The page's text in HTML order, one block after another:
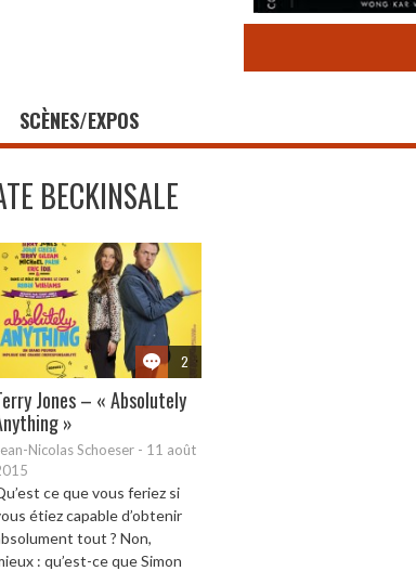
SCÈNES/EXPOS
BECKINSALE
2
Jones – « Absolutely
»
Nicolas Schoeser - 11 août
ce que vous feriez si
étiez capable d’obtenir
tout ? Non,
: qu’est-ce que Simon